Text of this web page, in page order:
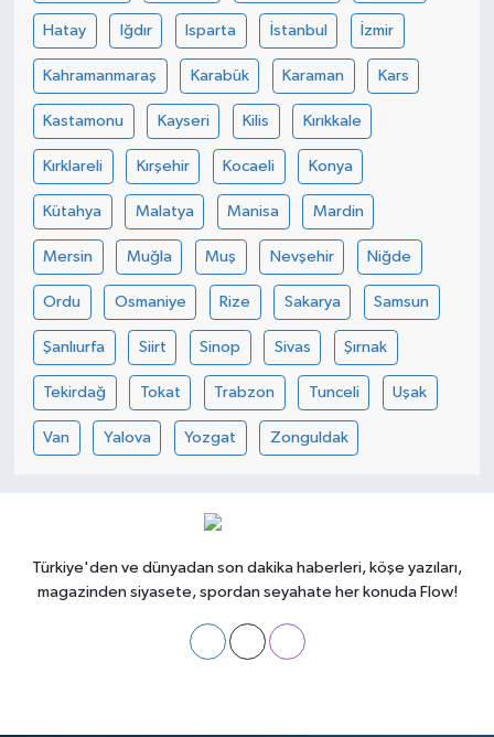
Hatay Iğdır Isparta İstanbul İzmir
Kahramanmaraş Karabük Karaman Kars
Kastamonu Kayseri Kilis Kırıkkale
Kırklareli Kırşehir Kocaeli Konya
Kütahya Malatya Manisa Mardin
Mersin Muğla Muş Nevşehir Niğde
Ordu Osmaniye Rize Sakarya Samsun
Şanlıurfa Siirt Sinop Sivas Şırnak
Tekirdağ Tokat Trabzon Tunceli Uşak
Van Yalova Yozgat Zonguldak
Türkiye'den ve dünyadan son dakika haberleri, köşe yazıları,
magazinden siyasete, spordan seyahate her konuda Flow!